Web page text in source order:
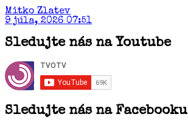
Mitko Zlatev
9 júla, 2026 07:51
Sledujte nás na Youtube
Sledujte nás na Facebooku